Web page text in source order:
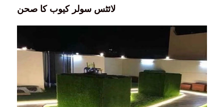
لائٹس سولر کیوب کا صحن